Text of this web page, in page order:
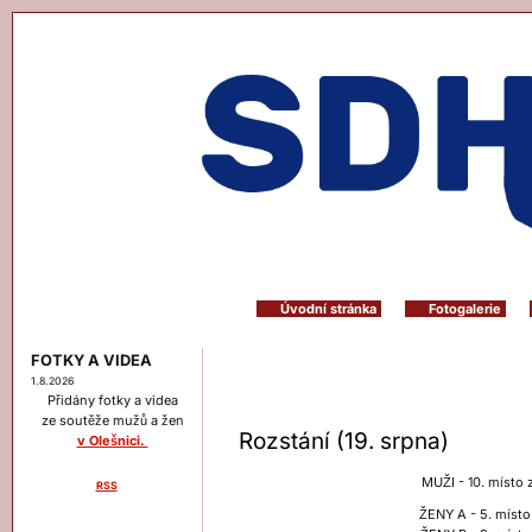
Úvodní stránka Fotogalerie
FOTKY A VIDEA
1.8.2026
Přidány fotky a videa
ze soutěže mužů a žen
v Olešnici.
RSS
Rozstání (19. srpna)
MUŽI - 10. místo
ŽENY A - 5.